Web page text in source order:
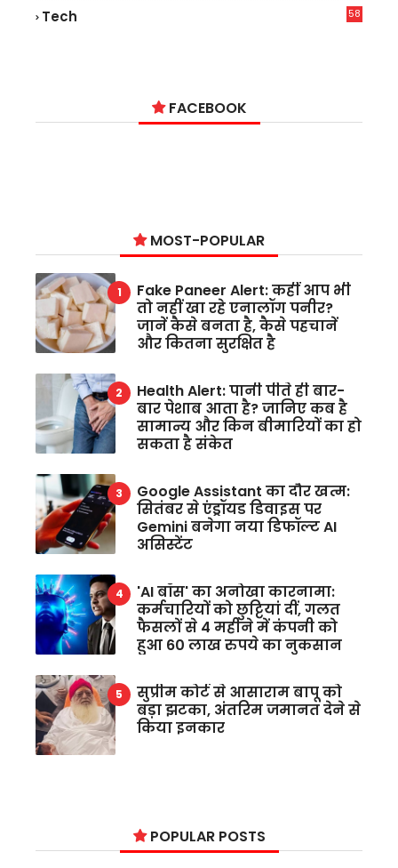
Tech
58
FACEBOOK
MOST-POPULAR
Fake Paneer Alert: कहीं आप भी
तो नहीं खा रहे एनालॉग पनीर?
जानें कैसे बनता है, कैसे पहचानें
और कितना सुरक्षित है
Health Alert: पानी पीते ही बार-
बार पेशाब आता है? जानिए कब है
सामान्य और किन बीमारियों का हो
सकता है संकेत
Google Assistant का दौर खत्म:
सितंबर से एंड्रॉयड डिवाइस पर
Gemini बनेगा नया डिफॉल्ट AI
असिस्टेंट
'AI बॉस' का अनोखा कारनामा:
कर्मचारियों को छुट्टियां दीं, गलत
फैसलों से 4 महीने में कंपनी को
हुआ 60 लाख रुपये का नुकसान
सुप्रीम कोर्ट से आसाराम बापू को
बड़ा झटका, अंतरिम जमानत देने से
किया इनकार
POPULAR POSTS